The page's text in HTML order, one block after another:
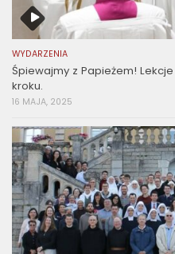
WYDARZENIA
Śpiewajmy z Papieżem!
kroku.
16 MAJA, 2025